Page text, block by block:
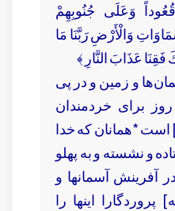
وَعَلَى جُنُوبِهِمْ
وَالْأَرْضِ رَبَّنَا مَا
عَذَابَ النَّارِ ﴾
و زمين و در پى
براى خردمندان
است *همانان كه خدا
و نشسته و به پهلو
آفرينش آسمانها و
اينها را